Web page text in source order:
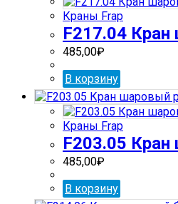
Краны Frap
F217.04 Кран
485,00₽
В корзину
Краны Frap
F203.05
485,00₽
В корзину